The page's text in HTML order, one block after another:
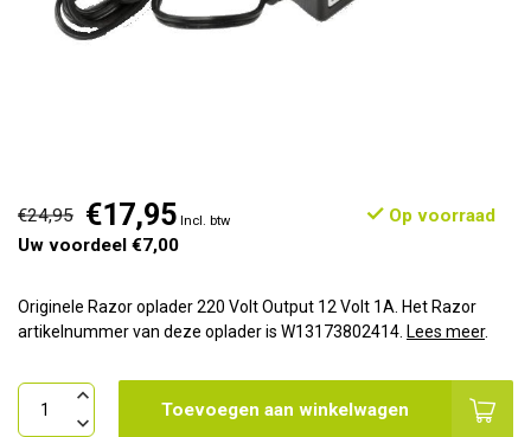
€24,95 €17,95 Incl. btw
Op voorraad
Uw voordeel €7,00
Originele Razor oplader 220 Volt Output 12 Volt 1A. Het Razor
artikelnummer van deze oplader is W13173802414. Lees meer.
Toevoegen aan winkelwagen